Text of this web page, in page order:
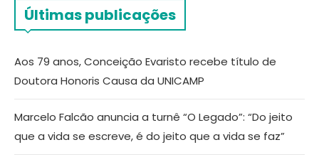
Últimas publicações
Aos 79 anos, Conceição Evaristo recebe título de
Doutora Honoris Causa da UNICAMP
Marcelo Falcão anuncia a turnê “O Legado”: “Do jeito
que a vida se escreve, é do jeito que a vida se faz”